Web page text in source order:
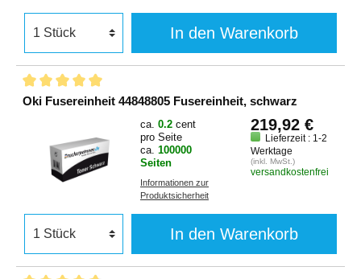
In den Warenkorb
Oki Fusereinheit 44848805 Fusereinheit, schwarz
ca. 0.2 cent
pro Seite
ca. 100000
Seiten
Informationen zur
Produktsicherheit
219,92 €
Lieferzeit : 1-2
Werktage
(inkl. MwSt.)
versandkostenfrei
In den Warenkorb